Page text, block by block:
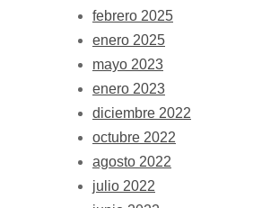
febrero 2025
enero 2025
mayo 2023
enero 2023
diciembre 2022
octubre 2022
agosto 2022
julio 2022